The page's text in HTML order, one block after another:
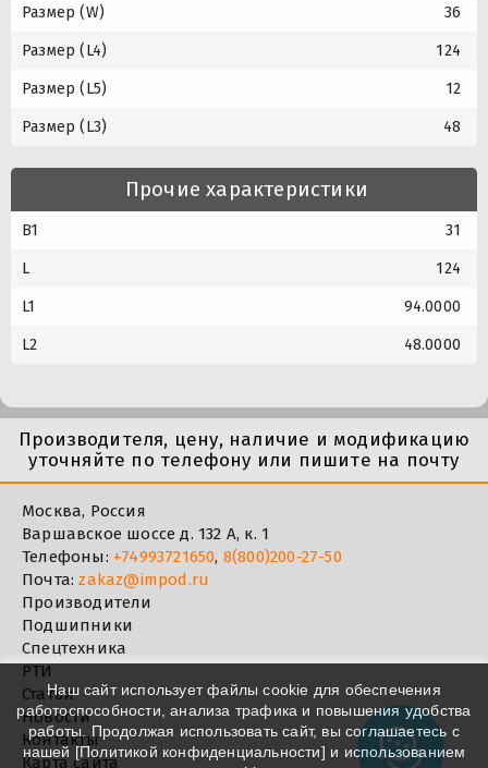
Размер (W) 36
Размер (L4) 124
Размер (L5) 12
Размер (L3) 48
Прочие характеристики
B1 31
L 124
L1 94.0000
L2 48.0000
Производителя, цену, наличие и модификацию
уточняйте по телефону или пишите на почту
Москва, Россия
Варшавское шоссе д. 132 А, к. 1
Телефоны: +74993721650, 8(800)200-27-50
Почта:zakaz@impod.ru
Производители
Подшипники
Спецтехника
РТИ
Статьи
Новости
Контакты
Карта сайта
Наш сайт использует файлы cookie для обеспечения
работоспособности, анализа трафика и повышения удобства
работы. Продолжая использовать сайт, вы соглашаетесь с
нашей [Политикой конфиденциальности] и использованием